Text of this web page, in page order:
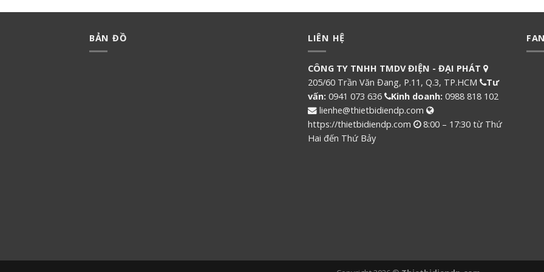
BẢN ĐỒ LIÊN HỆ
CÔNG TY TNHH TMDV ĐIỆN - ĐẠI PHÁT
205/60 Trần Văn Đang, P.11, Q.3, TP.HCM
Tư
vấn: 0941 073 636 Kinh doanh: 0988 818 102
lienhe@thietbidiendp.com
https://thietbidiendp.com
8:00 – 17:30 từ Thứ
Hai đến Thứ Bảy